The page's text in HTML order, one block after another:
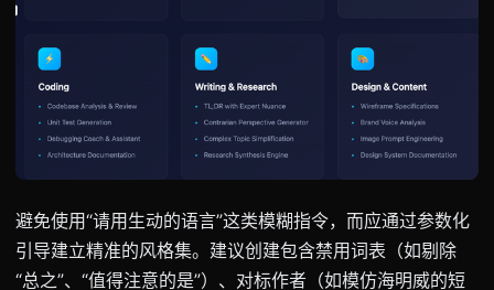
避免使用“请用生动的语言”这类模糊指令，而应通过参数化
引导建立精准的风格集。建议创建包含禁用词表（如剔除
“总之”、“值得注意的是”）、对标作者（如模仿海明威的短